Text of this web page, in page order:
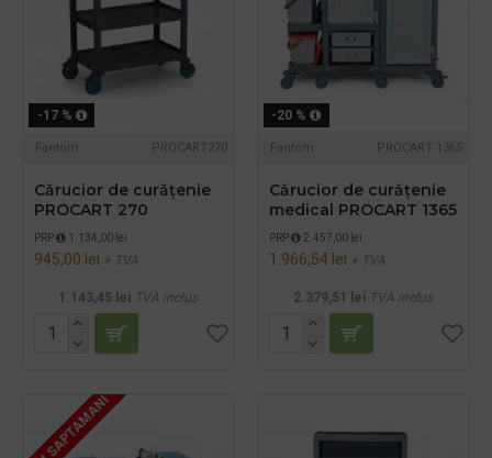
-17 %
Fantom PROCART270
Cărucior de curățenie
PROCART 270
PRP 1.134,00 lei
945,00 lei + TVA
1.143,45 lei TVA inclus
-20 %
Fantom PROCART 1365
Cărucior de curățenie
medical PROCART 1365
PRP 2.457,00 lei
1.966,54 lei + TVA
2.379,51 lei TVA inclus
3 - 4 SAPTAMANI